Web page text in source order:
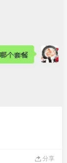
分享